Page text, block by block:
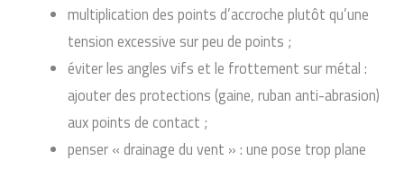
multiplication des points d’accroche plutôt qu’une
tension excessive sur peu de points ;
éviter les angles vifs et le frottement sur métal :
ajouter des protections (gaine, ruban anti-abrasion)
aux points de contact ;
penser « drainage du vent » : une pose trop plane